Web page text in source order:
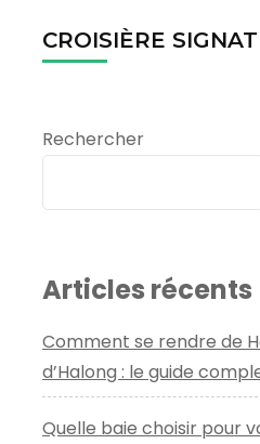
CROISIÈRE
Rechercher
Articles récents
Comment se rendre de
d’Halong : le guide
Quelle baie choisir pour